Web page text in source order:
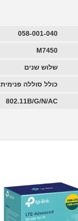
058-001-040
M7450
שלוש שנים
כולל סוללה פנימית
802.11B/G/N/AC